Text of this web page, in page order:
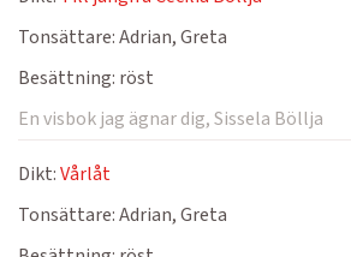
Tonsättare:Adrian, Greta
Besättning: röst
En visbok jag ägnar dig, Sissela Böllja
Dikt:Vårlåt
Tonsättare:Adrian, Greta